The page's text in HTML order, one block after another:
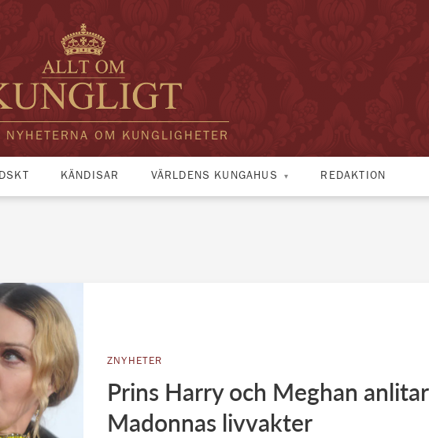
NYHETERNA OM KUNGLIGHETER
KÄNDISAR VÄRLDENS KUNGAHUS REDAKTION
ZNYHETER
Prins Harry och Meghan anlitar
Madonnas livvakter